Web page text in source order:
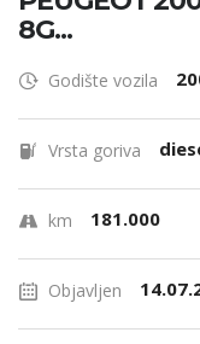
8G...
Godište vozila
Vrsta goriva
km 181.000
Objavljen